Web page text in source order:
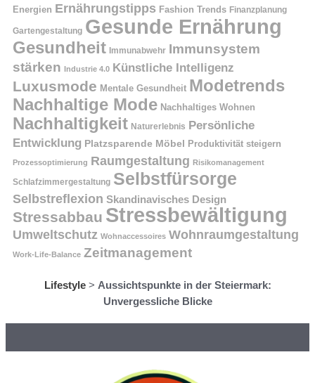
Energien Ernährungstipps Fashion Trends Finanzplanung
Gartengestaltung Gesunde Ernährung
Gesundheit Immunabwehr Immunsystem
stärken Industrie 4.0 Künstliche Intelligenz
Luxusmode Mentale Gesundheit Modetrends
Nachhaltige Mode Nachhaltiges Wohnen
Nachhaltigkeit Naturerlebnis Persönliche
Entwicklung Platzsparende Möbel Produktivität steigern
Prozessoptimierung Raumgestaltung Risikomanagement
Schlafzimmergestaltung Selbstfürsorge
Selbstreflexion Skandinavisches Design
Stressabbau Stressbewältigung
Umweltschutz Wohnaccessoires Wohnraumgestaltung
Work-Life-Balance Zeitmanagement
Lifestyle> Aussichtspunkte in der Steiermark:
Unvergessliche Blicke